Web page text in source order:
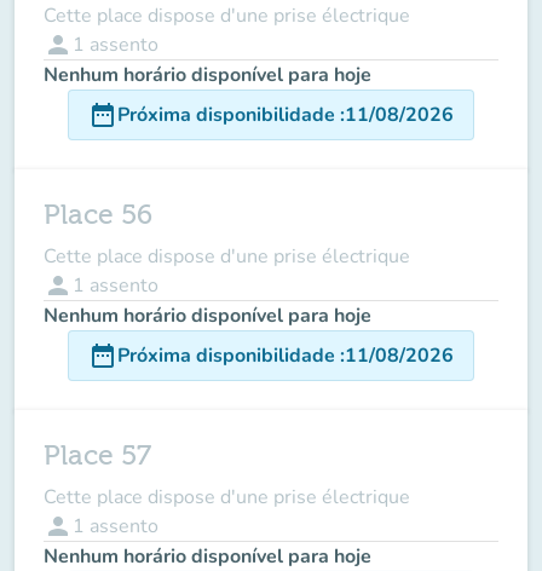
Cette place dispose d'une prise électrique
person 1 assento
Nenhum horário disponível para hoje
date_rangePróxima disponibilidade :11/08/2026
Place 56
Cette place dispose d'une prise électrique
person 1 assento
Nenhum horário disponível para hoje
date_rangePróxima disponibilidade :11/08/2026
Place 57
Cette place dispose d'une prise électrique
person 1 assento
Nenhum horário disponível para hoje